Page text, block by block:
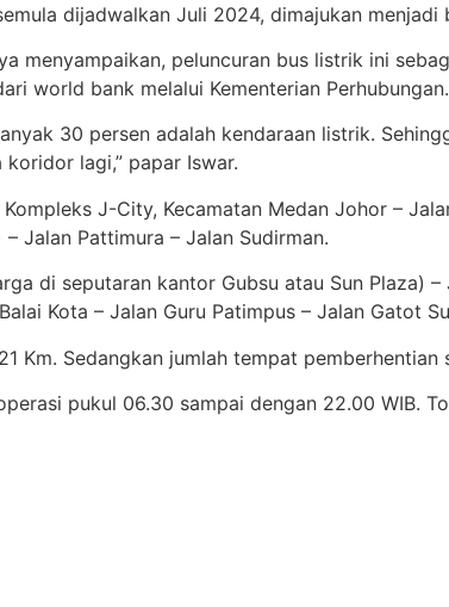
dijadwalkan Juli 2024, dimajukan menjadi
menyampaikan, peluncuran bus listrik ini
world bank melalui Kementerian Perhubungan.
30 persen adalah kendaraan listrik.
lagi,” papar Iswar.
J-City, Kecamatan Medan Johor –
Jalan Pattimura – Jalan Sudirman.
di seputaran kantor Gubsu atau Sun Plaza)
Kota – Jalan Guru Patimpus – Jalan Gatot
Km. Sedangkan jumlah tempat
pukul 06.30 sampai dengan 22.00 WIB.